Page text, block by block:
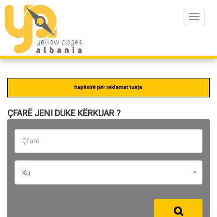
Toggle
ÇFARË JENI DUKE KËRKUAR ?
Ku